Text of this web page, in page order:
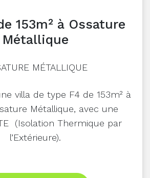
153m² à Ossature
Métallique
MÉTALLIQUE
villa de type F4 de 153m² à
Métallique, avec une
(Isolation Thermique par
l’Extérieure).